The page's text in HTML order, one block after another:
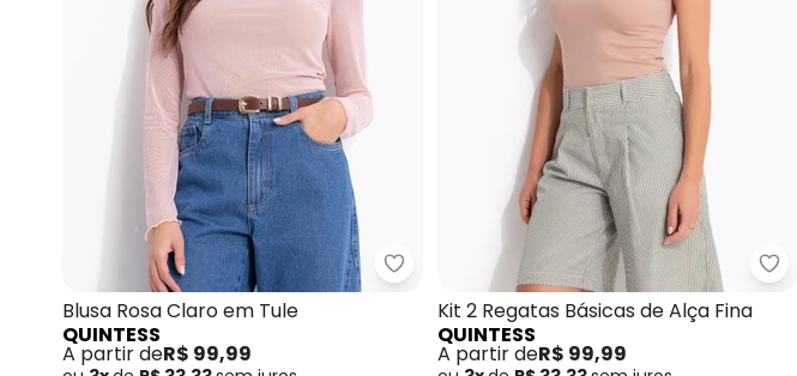
Quintess - Blusa Rosa Claro em Tule
Blusa Rosa Claro em Tule
QUINTESS
A partir deR$ 99,99
Kit 2 Regatas Básicas de Alça Fina
QUINTESS
A partir deR$ 99,99